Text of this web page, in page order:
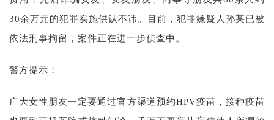
30余万元的犯罪实施供认不讳。目前，犯罪嫌疑人孙某已被
依法刑事拘留，案件正在进一步侦查中。
警方提示：
广大女性朋友一定要通过官方渠道预约HPV疫苗，接种疫苗